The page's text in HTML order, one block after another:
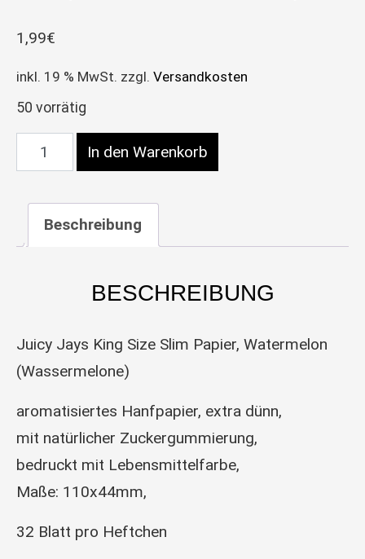
1,99€
inkl. 19 % MwSt. zzgl. Versandkosten
50 vorrätig
Juicy Jays King Size Slim aromatisiertes Papier,
In den Warenkorb
Beschreibung
BESCHREIBUNG
Juicy Jays King Size Slim Papier, Watermelon
(Wassermelone)
aromatisiertes Hanfpapier, extra dünn,
mit natürlicher Zuckergummierung,
bedruckt mit Lebensmittelfarbe,
Maße: 110x44mm,
32 Blatt pro Heftchen